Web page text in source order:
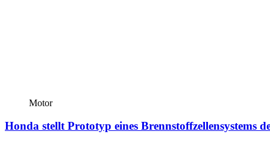
Motor
Honda stellt Prototyp eines Brennstoffzellensystems